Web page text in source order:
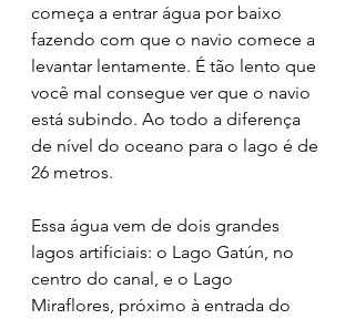
começa a entrar água por baixo
fazendo com que o navio comece a
levantar lentamente. É tão lento que
você mal consegue ver que o navio
está subindo. Ao todo a diferença
de nível do oceano para o lago é de
26 metros.
Essa água vem de dois grandes
lagos artificiais: o Lago Gatún, no
centro do canal, e o Lago
Miraflores, próximo à entrada do